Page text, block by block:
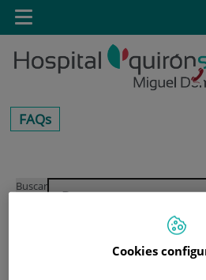
Saltar al contenido
centros-
faq
FAQs
Buscar
Toggle
navigation
Cookies